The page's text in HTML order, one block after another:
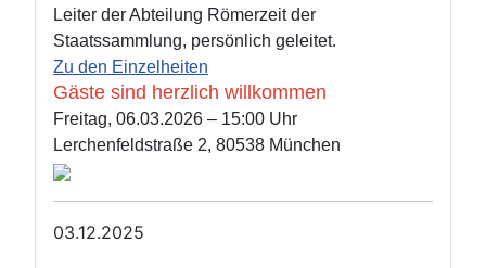
Leiter der Abteilung Römerzeit der
Staatssammlung, persönlich geleitet.
Zu den Einzelheiten
Gäste sind herzlich willkommen
Freitag, 06.03.2026 – 15:00 Uhr
Lerchenfeldstraße 2, 80538 München
03.12.2025